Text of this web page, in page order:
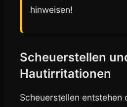
hinweisen!
Scheuerstellen
Hautirritationen
Scheuerstellen entstehen